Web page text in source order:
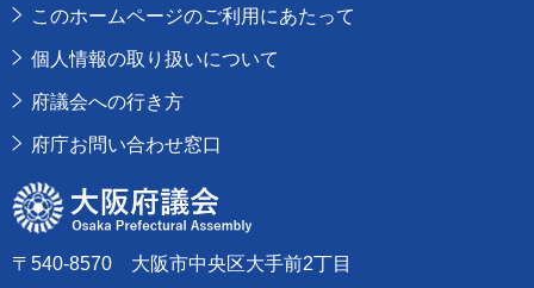
このホームページのご利用にあたって
個人情報の取り扱いについて
府議会への行き方
府庁お問い合わせ窓口
大阪府議会
〒540-8570 大阪市中央区大手前2丁目